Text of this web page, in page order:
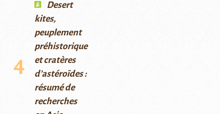
Desert
kites,
peuplement
préhistorique
et cratères
d’astéroïdes :
résumé de
recherches